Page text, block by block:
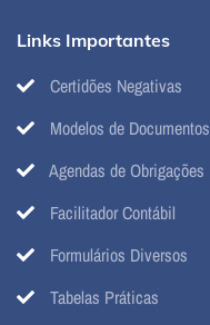
Links Importantes
Certidões Negativas
Modelos de Documentos
Agendas de Obrigações
Facilitador Contábil
Formulários Diversos
Tabelas Práticas